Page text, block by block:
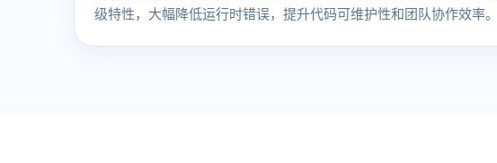
级特性，大幅降低运行时错误，提升代码可维护性和团队协作效率。